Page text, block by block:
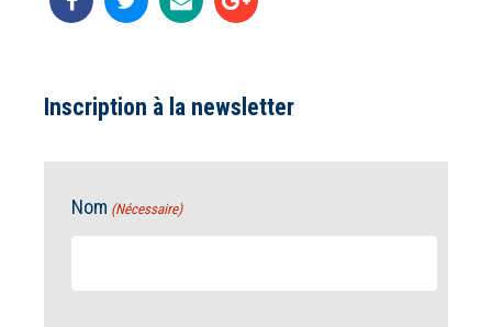
Inscription à la newsletter
Nom (Nécessaire)